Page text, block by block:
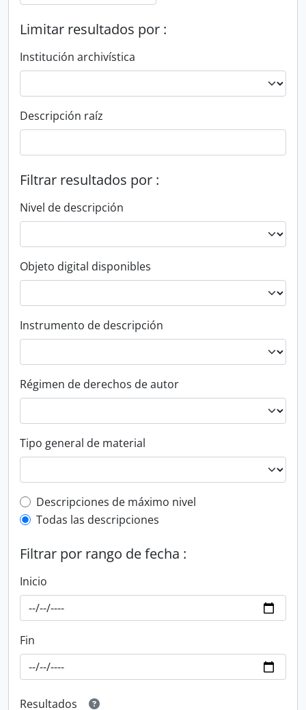
Limitar resultados por :
Institución archivística
Descripción raíz
Filtrar resultados por :
Nivel de descripción
Objeto digital disponibles
Instrumento de descripción
Régimen de derechos de autor
Tipo general de material
Top-level description filter
Descripciones de máximo nivel
Todas las descripciones
Filtrar por rango de fecha :
Inicio
Fin
Resultados